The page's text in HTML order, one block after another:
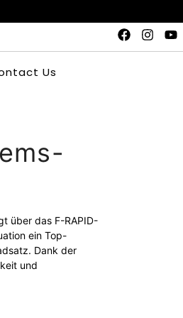
Us
über das F-RAPID-
ein Top-
Dank der
und